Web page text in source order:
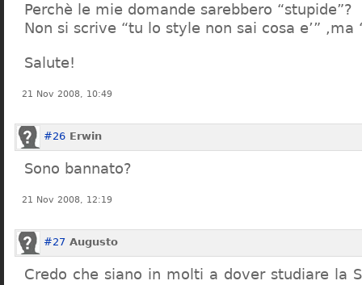
Perchè le mie domande sarebbero “stupide”?
Non si scrive “tu lo style non sai cosa e’” ,ma
Salute!
21 Nov 2008, 10:49
#26 Erwin
Sono bannato?
21 Nov 2008, 12:19
#27 Augusto
Credo che siano in molti a dover studiare la